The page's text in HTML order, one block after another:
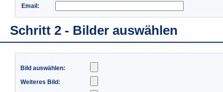
Email:
Schritt 2 - Bilder auswählen
Bild auswählen:
Weiteres Bild: